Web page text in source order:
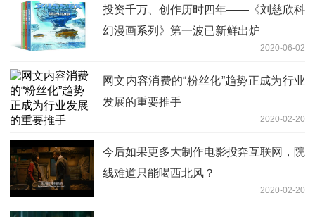
投资千万、创作历时四年——《刘慈欣科
幻漫画系列》第一波已新鲜出炉
2020-06-02
网文内容消费的“粉丝化”趋势正成为行业
发展的重要推手
2020-02-20
今后如果更多大制作电影投奔互联网，院
线难道只能喝西北风？
2020-02-20